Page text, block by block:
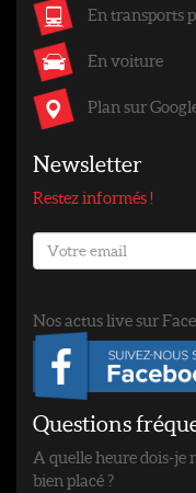
En transports
En voiture
Plan sur
Newsletter
Restez informés !
Nos actus live sur
Questions
A quelle heure dois-je
bien placé ?